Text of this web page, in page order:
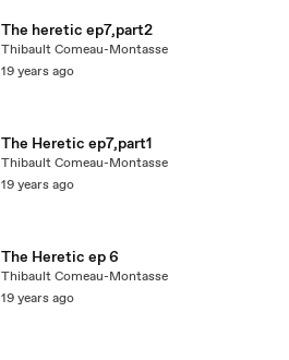
The heretic ep7,part2
Thibault Comeau-Montasse
19 years ago
The Heretic ep7,part1
Thibault Comeau-Montasse
19 years ago
The Heretic ep 6
Thibault Comeau-Montasse
19 years ago